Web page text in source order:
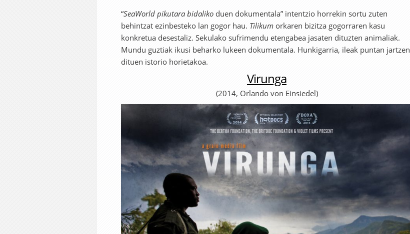
“SeaWorld pikutara bidaliko duen dokumentala” intentzio horrekin sortu zuten
behintzat ezinbesteko lan gogor hau. Tilikum orkaren bizitza gogorraren kasu
konkretua desestaliz. Sekulako sufrimendu etengabea jasaten dituzten animaliak.
Mundu guztiak ikusi beharko lukeen dokumentala. Hunkigarria, ileak puntan jartzen
dituen istorio horietakoa.
Virunga
(2014, Orlando von Einsiedel)